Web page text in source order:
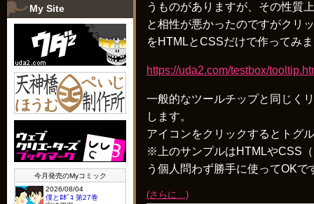
うものがありますが、その性質
と相性が悪かったのですがクリ
をHTMLとCSSだけで作ってみ
https://uda2.com/testbox/
一般的なツールチップと同じく
します。
アイコンをクリックするとトグ
※上のサンプルはHTMLやCSS
う個人問わず勝手に使ってOKで
(さらに…)
My Site